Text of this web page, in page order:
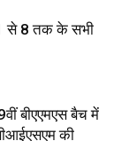
1 से 8 तक के सभी
बीएएमएस बैच में
की